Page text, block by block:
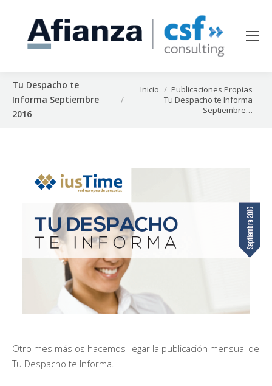
Tu Despacho te
Informa Septiembre
2016
Estás aquí:
Inicio
Publicaciones Propias
Tu Despacho te Informa
Septiembre…
Otro mes más os hacemos llegar la publicación mensual de
Tu Despacho te Informa.